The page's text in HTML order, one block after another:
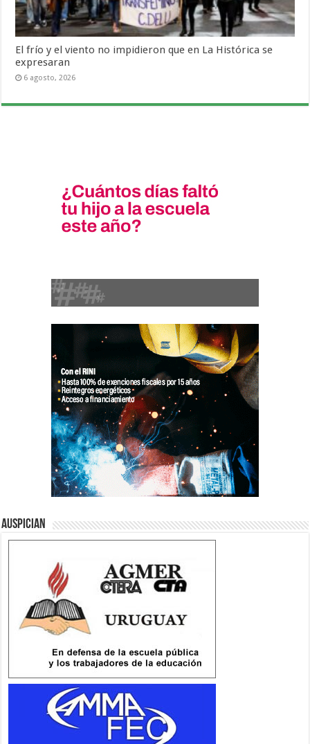
El frío y el viento no impidieron que en La Histórica se
expresaran
6 agosto, 2026
Auspician